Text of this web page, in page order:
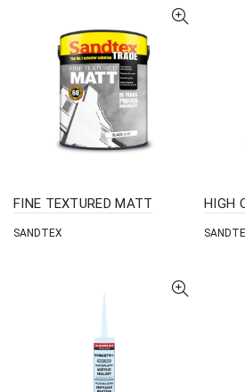
FINE TEXTURED MATT
SANDTEX
HIGH